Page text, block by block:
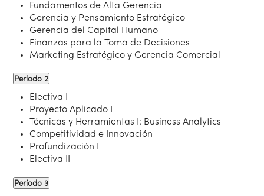
Fundamentos de Alta Gerencia
Gerencia y Pensamiento Estratégico
Gerencia del Capital Humano
Finanzas para la Toma de Decisiones
Marketing Estratégico y Gerencia Comercial
Período 2
Electiva I
Proyecto Aplicado I
Técnicas y Herramientas I: Business Analytics
Competitividad e Innovación
Profundización I
Electiva II
Período 3